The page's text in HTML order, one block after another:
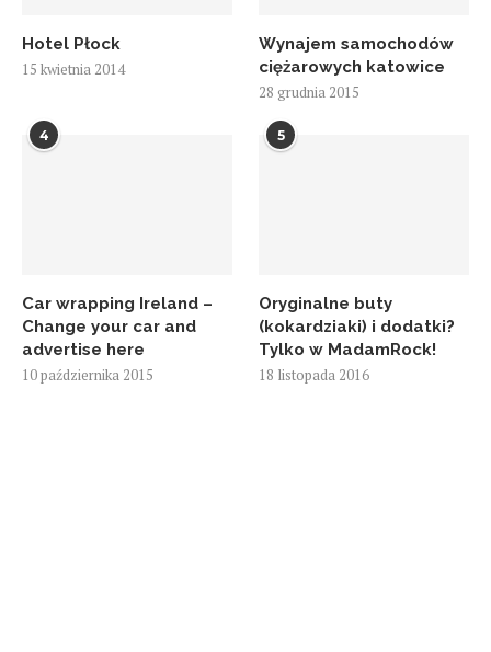
Hotel Płock
15 kwietnia 2014
Wynajem samochodów
ciężarowych katowice
28 grudnia 2015
4
Car wrapping Ireland –
Change your car and
advertise here
10 października 2015
5
Oryginalne buty
(kokardziaki) i dodatki?
Tylko w MadamRock!
18 listopada 2016